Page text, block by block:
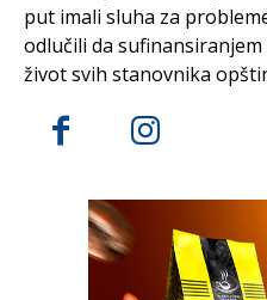
put imali sluha za
odlučili da
život svih stanovnika